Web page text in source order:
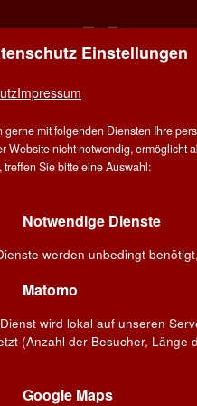
Einstellungen
Impressum
gerne mit folgenden Diensten Ihre
Website nicht notwendig, ermöglicht
treffen Sie bitte eine Auswahl:
Notwendige Dienste
werden unbedingt
Matomo
wird lokal auf unseren
(Anzahl der Besucher, Länge
Google Maps